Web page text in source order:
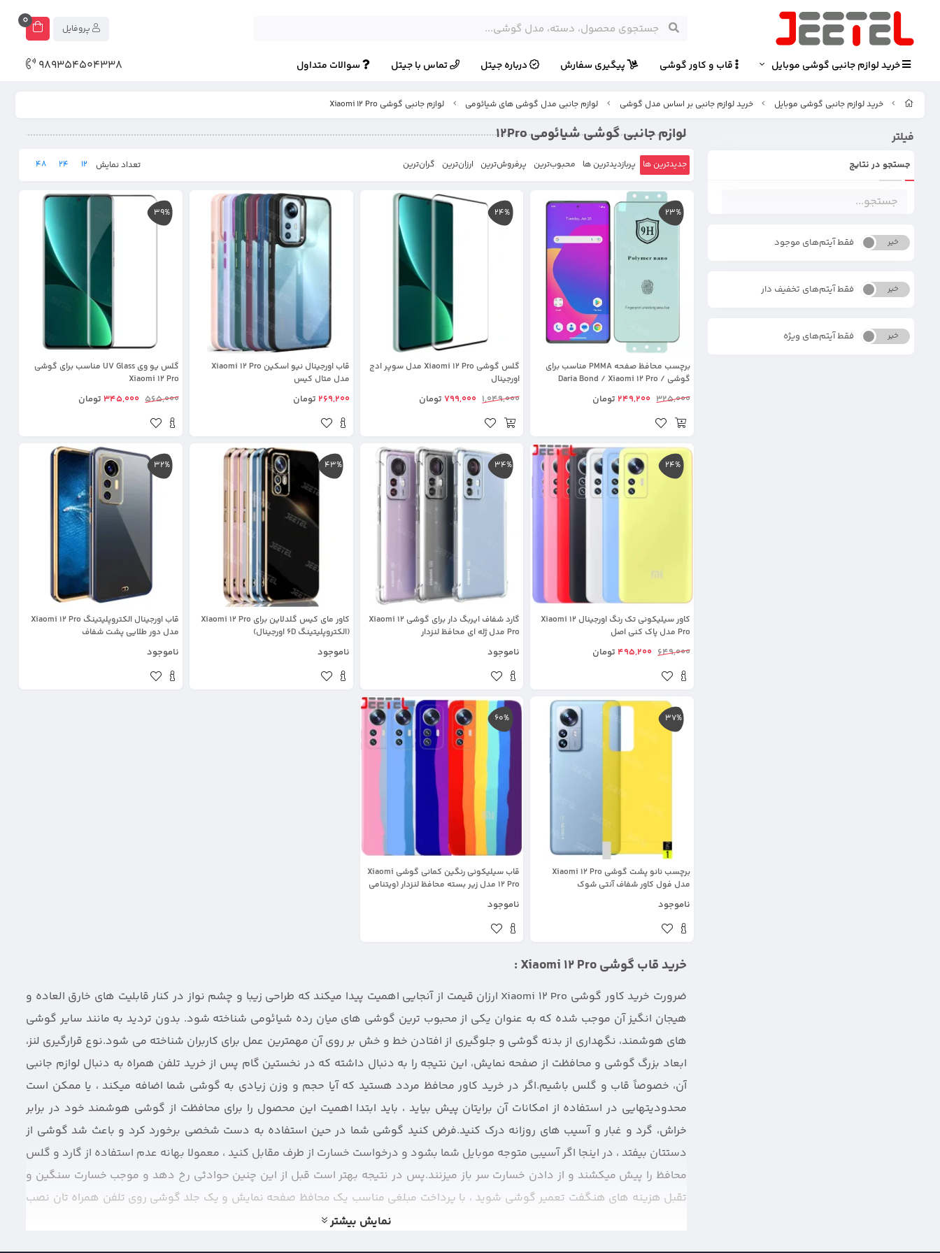
0
خرید لوازم جانبی گوشی موبایل قاب و کاور گوشی پیگیری سفارش درباره جیتل تماس با جیتل سوالات متداول 989354504338
خرید لوازم جانبی گوشی موبایل خرید لوازم جانبی بر اساس مدل گوشی لوازم جانبی مدل گوشی های شیائومی لوازم جانبی گوشی Xiaomi 12 Pro
فیلتر
جستجو در نتایج
بله خیر فقط آیتم‌های موجود
بله خیر فقط آیتم‌های تخفیف دار
بله خیر فقط آیتم‌های ویژه
لوازم جانبی گوشی شیائومی 12Pro
جدیدترین ها پربازدیدترین ها محبوب‌‌ترین پرفروش‌ترین ارزان‌ترین گران‌ترین تعداد نمایش 12
24
48
23%
برچسب محافظ صفحه PMMA مناسب برای
گوشی Daria Bond / Xiaomi 12 Pro /
325,000
249,200 تومان
24%
گلس گوشی Xiaomi 12 Pro مدل سوپر ادج
اورجینال
1,049,000
799,000 تومان
قاب اورجینال نیو اسکین Xiaomi 12 Pro
مدل متال کیس
269,200 تومان
39%
گلس یو وی UV Glass مناسب برای گوشی
Xiaomi 12 Pro
565,000
345,000 تومان
24%
کاور سیلیکونی تک رنگ اورجینال Xiaomi 12
Pro مدل پاک کنی اصل
649,000
495,200 تومان
34%
گارد شفاف ایربگ دار برای گوشی Xiaomi 12
Pro مدل ژله ای محافظ لنزدار
ناموجود
43%
کاور مای کیس گلدلاین برای Xiaomi 12 Pro
(الکتروپلیتینگ 6D اورجینال)
ناموجود
32%
قاب اورجینال الکتروپلیتینگ Xiaomi 12 Pro
مدل دور طلایی پشت شفاف
ناموجود
37%
برچسب نانو پشت گوشی Xiaomi 12 Pro
مدل فول کاور شفاف آنتی شوک
ناموجود
60%
قاب سیلیکونی رنگین کمانی گوشی Xiaomi
12 Pro مدل زیر بسته محافظ لنزدار (ویتنامی
ناموجود
خرید قاب گوشی Xiaomi 12 Pro :
ضرورت خرید کاور گوشی Xiaomi 12 Pro ارزان قیمت از آنجایی اهمیت پیدا میکند که طراحی زیبا و چشم نواز در کنار قابلیت های خارق العاده و
هیجان انگیز آن موجب شده که به عنوان یکی از محبوب ترین گوشی های میان رده شیائومی شناخته شود. بدون تردید به مانند سایر گوشی‌
های هوشمند، نگهداری از بدنه گوشی و جلوگیری از افتادن خط و خش بر روی آن مهمترین عمل برای کاربران شناخته می شود.نوع قرارگیری لنز،
ابعاد بزرگ گوشی و محافظت از صفحه نمایش، این نتیجه را به دنبال داشته که در نخستین گام پس از خرید تلفن همراه به دنبال لوازم جانبی
آن، خصوصاً قاب و گلس باشیم.اگر در خرید کاور محافظ مردد هستید که آیا حجم و وزن زیادی به گوشی شما اضافه میکند ، یا ممکن است
محدودیتهایی در استفاده از امکانات آن برایتان پیش بیاید ، باید ابتدا اهمیت این محصول را برای محافظت از گوشی هوشمند خود در برابر
خراش، گرد و غبار و آسیب های روزانه درک کنید.فرض کنید گوشی شما در حین استفاده به دست شخصی برخورد کرد و باعث شد گوشی از
دستتان بیفتد ، در اینجا اگر آسیبی متوجه موبایل شما بشود و درخواست خسارت از طرف مقابل کنید ، معمولا بهانه عدم استفاده از گارد و گلس
محافظ را پیش میکشند و از دادن خسارت سر باز میزنند.پس در نتیجه بهتر است قبل از این چنین حوادثی رخ دهد و موجب خسارت سنگین و
تقبل هزینه های هنگفت تعمیر گوشی شوید ، با پرداخت مبلغی مناسب یک محافظ صفحه نمایش و یک جلد گوشی روی تلفن همراه تان نصب
کنید تا در چنین مواقعی خیالتان آسوده باشد.از مهمترین ویژگی هایی که برای یک بک کاور خوب و ضدضربه باید در نظر گرفت پوشش نقاطی
نمایش بیشتر